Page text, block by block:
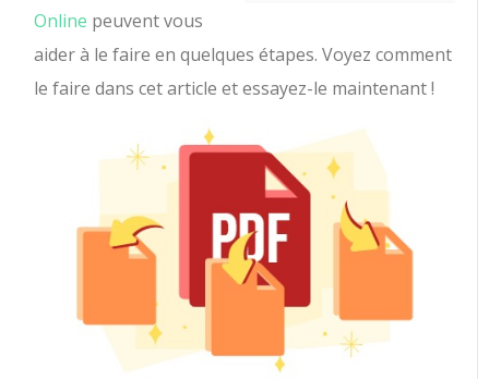
Online peuvent vous
aider à le faire en quelques étapes. Voyez comment
le faire dans cet article et essayez-le maintenant !